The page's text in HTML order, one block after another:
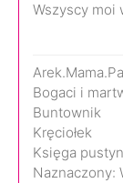
Wszyscy moi
Bogaci i
Buntownik
Kręciołek
Księga
Naznaczony: